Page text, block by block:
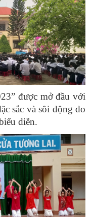
được mở đầu với
sắc và sôi động do
diễn.